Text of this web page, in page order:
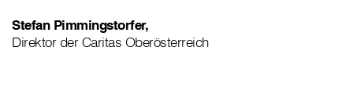
Stefan Pimmingstorfer,
Direktor der Caritas Oberösterreich